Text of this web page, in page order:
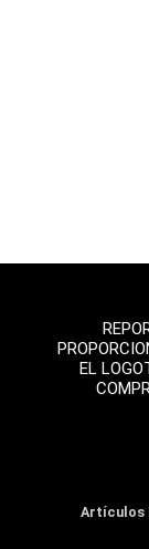
EL
Artículos